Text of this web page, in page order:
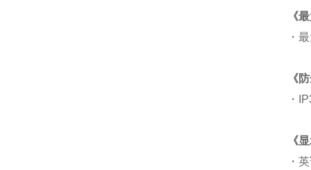
《
・
《
・
《
・